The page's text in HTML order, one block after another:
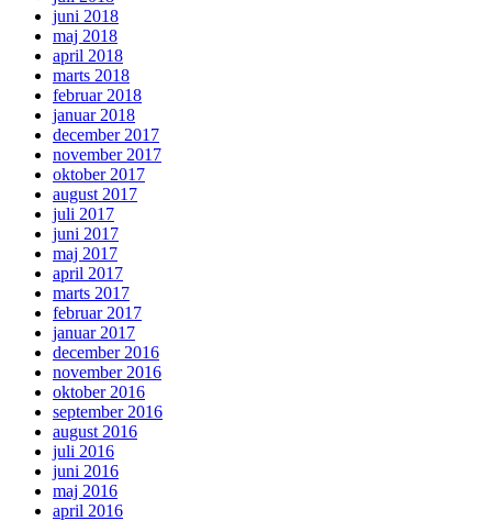
juni 2018
maj 2018
april 2018
marts 2018
februar 2018
januar 2018
december 2017
november 2017
oktober 2017
august 2017
juli 2017
juni 2017
maj 2017
april 2017
marts 2017
februar 2017
januar 2017
december 2016
november 2016
oktober 2016
september 2016
august 2016
juli 2016
juni 2016
maj 2016
april 2016